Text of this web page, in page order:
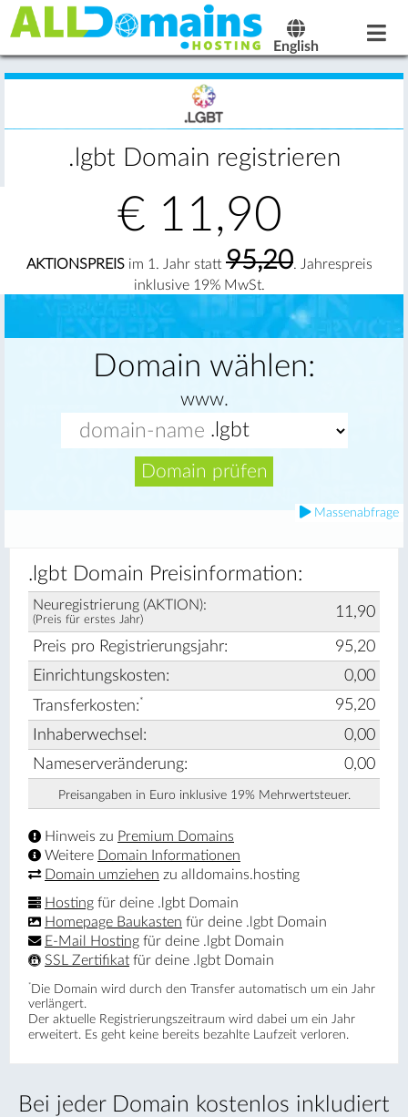
English
.lgbt Domain registrieren
€ 11,90
AKTIONSPREIS im 1. Jahr statt 95,20. Jahrespreis
inklusive 19% MwSt.
Domain wählen:
www.
Domain prüfen
Massenabfrage
Bei jeder Domain kostenlos inkludiert
.lgbt Domain Preisinformation:
Neuregistrierung (AKTION):
(Preis für erstes Jahr) 11,90
Preis pro Registrierungsjahr:
95,20
Einrichtungskosten:
0,00
Transferkosten:*
95,20
Inhaberwechsel:
0,00
Nameserveränderung:
0,00
Preisangaben in Euro inklusive 19% Mehrwertsteuer.
Hinweis zu Premium Domains
Weitere Domain Informationen
Domain umziehen zu alldomains.hosting
Hosting für deine .lgbt Domain
Homepage Baukasten für deine .lgbt Domain
E-Mail Hosting für deine .lgbt Domain
SSL Zertifikat für deine .lgbt Domain
* Die Domain wird durch den Transfer automatisch um ein Jahr
verlängert.
Der aktuelle Registrierungs­zeitraum wird dabei um ein Jahr
erweitert. Es geht keine bereits bezahlte Laufzeit verloren.